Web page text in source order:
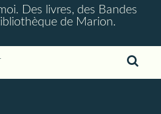
Des livres, des Bandes
de Marion.